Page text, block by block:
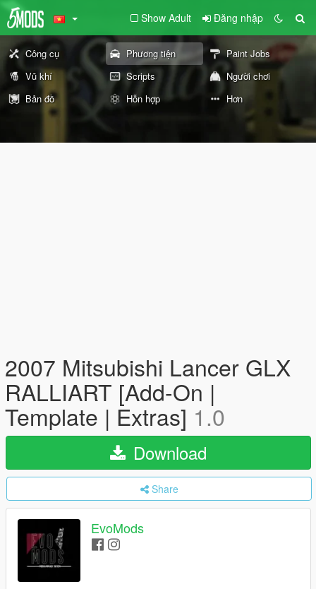
Show Adult Đăng nhập
Công cụ Phương tiện
Paint Jobs
Vũ khí
Scripts
Người chơi
Bản đồ
Hỗn hợp Hơn
2007 Mitsubishi Lancer GLX
RALLIART [Add-On |
Template | Extras] 1.0
Download
Share
EvoMods